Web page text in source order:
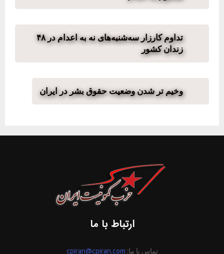
تداوم کارزار سه‌شنبه‌های نه به اعدام در ۴۸
زندان کشور
وخیم تر شدن وضعیت حقوق‌ بشر در ایران
ارتباط با ما
تماس با ما: cpiran@cpiran.com